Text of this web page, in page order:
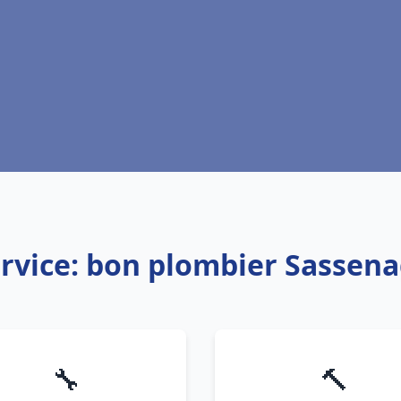
bon plombier
🔧 🔨